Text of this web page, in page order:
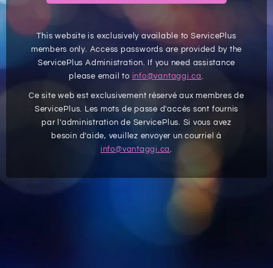
This website is exclusively available to ServicePlus
members only. Access passwords are provided by the
ServicePlus Administration. If you need assistance
please email to info@vantaggi.ca.
Ce site web est exclusivement réservé aux membres de
ServicePlus. Les mots de passe d'accès sont fournis
par l'administration de ServicePlus. Si vous avez
besoin d'aide, veuillez envoyer un courriel à
info@vantaggi.ca.